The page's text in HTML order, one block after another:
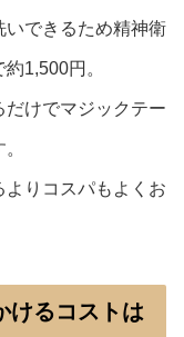
いできるため精神衛
1,500円。
けでマジックテー
りコスパもよくお
けるコストは